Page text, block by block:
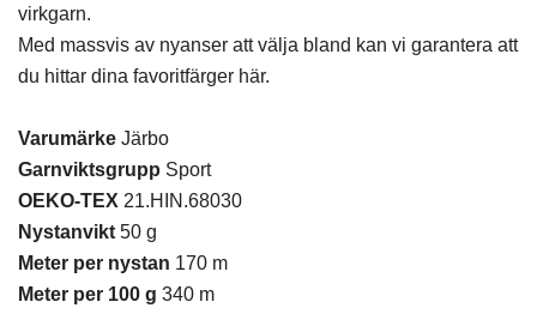
virkgarn.
Med massvis av nyanser att välja bland kan vi garantera att
du hittar dina favoritfärger här.
Varumärke Järbo
Garnviktsgrupp Sport
OEKO-TEX 21.HIN.68030
Nystanvikt 50 g
Meter per nystan 170 m
Meter per 100 g 340 m